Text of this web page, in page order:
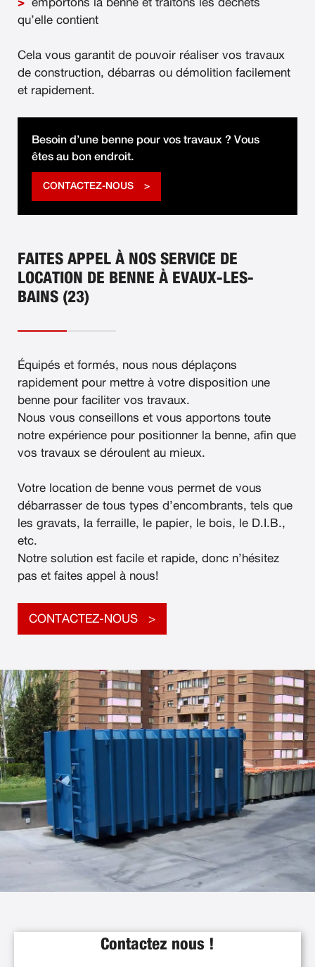
emportons la benne et traitons les déchets
qu’elle contient
Cela vous garantit de pouvoir réaliser vos travaux
de construction, débarras ou démolition facilement
et rapidement.
Besoin d’une benne pour vos travaux ? Vous
êtes au bon endroit.
CONTACTEZ-NOUS
FAITES APPEL À NOS SERVICE DE
LOCATION DE BENNE À EVAUX-LES-
BAINS (23)
Équipés et formés, nous nous déplaçons
rapidement pour mettre à votre disposition une
benne pour faciliter vos travaux.
Nous vous conseillons et vous apportons toute
notre expérience pour positionner la benne, afin que
vos travaux se déroulent au mieux.
Votre location de benne vous permet de vous
débarrasser de tous types d’encombrants, tels que
les gravats, la ferraille, le papier, le bois, le D.I.B.,
etc.
Notre solution est facile et rapide, donc n’hésitez
pas et faites appel à nous!
CONTACTEZ-NOUS
Contactez nous !